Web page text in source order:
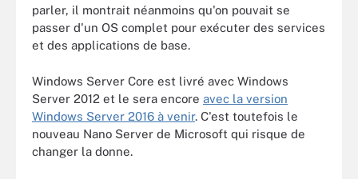
parler, il montrait néanmoins qu'on pouvait se
passer d'un OS complet pour exécuter des services
et des applications de base.
Windows Server Core est livré avec Windows
Server 2012 et le sera encore avec la version
Windows Server 2016 à venir. C'est toutefois le
nouveau Nano Server de Microsoft qui risque de
changer la donne.